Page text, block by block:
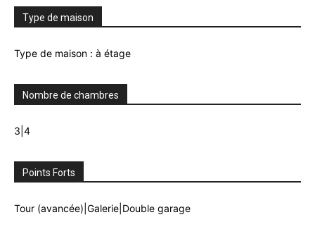
Type de maison
Type de maison : à étage
Nombre de chambres
3|4
Points Forts
Tour (avancée)|Galerie|Double garage